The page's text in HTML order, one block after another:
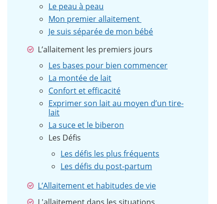
Le peau à peau
Mon premier allaitement
Je suis séparée de mon bébé
L’allaitement les premiers jours
Les bases pour bien commencer
La montée de lait
Confort et efficacité
Exprimer son lait au moyen d’un tire-
lait
La suce et le biberon
Les Défis
Les défis les plus fréquents
Les défis du post-partum
L’Allaitement et habitudes de vie